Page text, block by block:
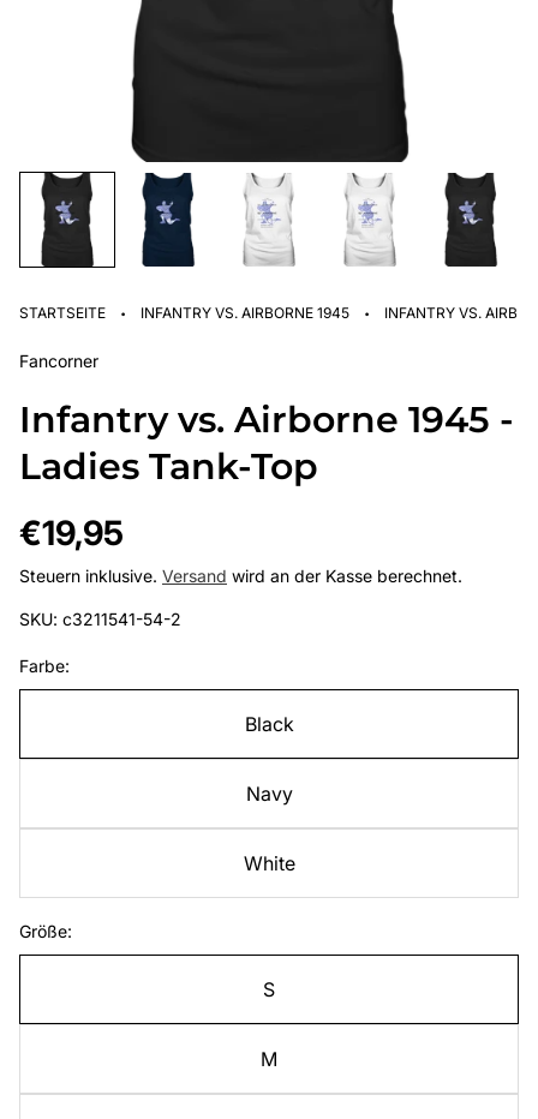
STARTSEITE · INFANTRY VS. AIRBORNE 1945 · INFANTRY VS.
Fancorner
Infantry vs. Airborne 1945 -
Ladies Tank-Top
Regulärer
Preis
€19,95
Steuern inklusive. Versand wird an der Kasse berechnet.
SKU: c3211541-54-2
Farbe:
Black
Navy
White
Größe:
S
M